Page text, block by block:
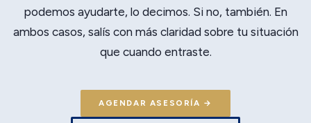
podemos ayudarte, lo decimos. Si no, también. En
ambos casos, salís con más claridad sobre tu situación
que cuando entraste.
AGENDAR ASESORÍA →